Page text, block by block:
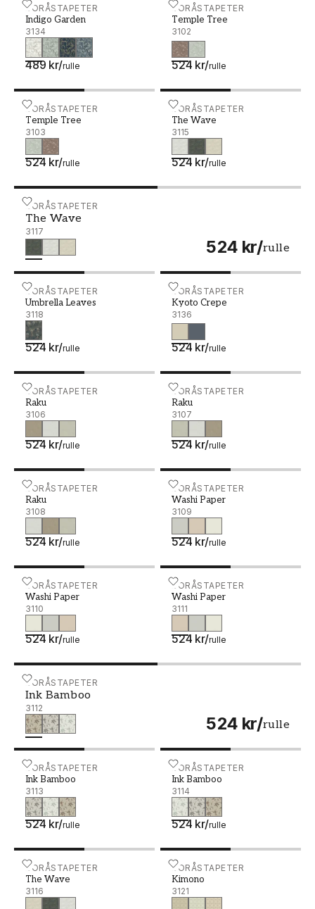
BORÅSTAPETER
Indigo Garden
3134
489 kr/rulle
Indigo Garden - 3134 BORÅSTAPETER
Temple Tree
3102
524 kr/rulle
Temple Tree - 3102
BORÅSTAPETER
Temple Tree
3103
524 kr/rulle
Temple Tree - 3103 BORÅSTAPETER
The Wave
3115
524 kr/rulle
The Wave - 3115
BORÅSTAPETER
The Wave
3117
524 kr/rulle
The Wave - 3117
BORÅSTAPETER
Umbrella Leaves
3118
524 kr/rulle
Umbrella Leaves - 3118 BORÅSTAPETER
Kyoto Crepe
3136
524 kr/rulle
Kyoto Crepe - 3136
BORÅSTAPETER
Raku
3106
524 kr/rulle
Raku - 3106 BORÅSTAPETER
Raku
3107
524 kr/rulle
Raku - 3107
BORÅSTAPETER
Raku
3108
524 kr/rulle
Raku - 3108 BORÅSTAPETER
Washi Paper
3109
524 kr/rulle
Washi Paper - 3109
BORÅSTAPETER
Washi Paper
3110
524 kr/rulle
Washi Paper - 3110 BORÅSTAPETER
Washi Paper
3111
524 kr/rulle
Washi Paper - 3111
BORÅSTAPETER
Ink Bamboo
3112
524 kr/rulle
Ink Bamboo - 3112
BORÅSTAPETER
Ink Bamboo
3113
524 kr/rulle
Ink Bamboo - 3113 BORÅSTAPETER
Ink Bamboo
3114
524 kr/rulle
Ink Bamboo - 3114
BORÅSTAPETER
The Wave
3116
The Wave - 3116 BORÅSTAPETER
Kimono
3121
Kimono - 3121